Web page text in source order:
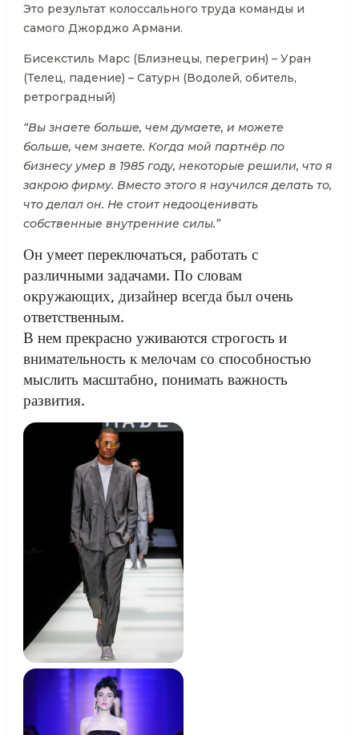
Это результат колоссального труда команды и
самого Джорджо Армани.
Бисекстиль Марс (Близнецы, перегрин) – Уран
(Телец, падение) – Сатурн (Водолей, обитель,
ретроградный)
“Вы знаете больше, чем думаете, и можете
больше, чем знаете. Когда мой партнёр по
бизнесу умер в 1985 году, некоторые решили, что я
закрою фирму. Вместо этого я научился делать то,
что делал он. Не стоит недооценивать
собственные внутренние силы.”
Он умеет переключаться, работать с
различными задачами. По словам
окружающих, дизайнер всегда был очень
ответственным.
В нем прекрасно уживаются строгость и
внимательность к мелочам со способностью
мыслить масштабно, понимать важность
развития.